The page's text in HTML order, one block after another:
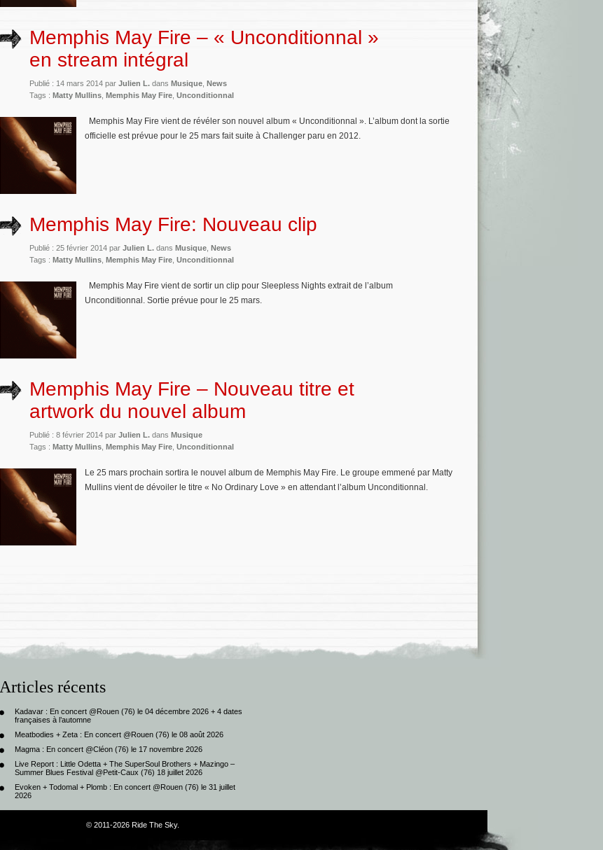
Memphis May Fire – « Unconditionnal »
en stream intégral
Publié : 14 mars 2014 par Julien L. dans Musique News
Tags : Matty Mullins Memphis May Fire Unconditionnal
Memphis May Fire vient de révéler son nouvel album « Unconditionnal ». L’album dont la sortie
officielle est prévue pour le 25 mars fait suite à Challenger paru en 2012.
Memphis May Fire: Nouveau clip
Publié : 25 février 2014 par Julien L. dans Musique News
Tags : Matty Mullins Memphis May Fire Unconditionnal
Memphis May Fire vient de sortir un clip pour Sleepless Nights extrait de l’album
Unconditionnal. Sortie prévue pour le 25 mars.
Memphis May Fire – Nouveau titre et
artwork du nouvel album
Publié : 8 février 2014 par Julien L. dans Musique
Tags : Matty Mullins Memphis May Fire Unconditionnal
Le 25 mars prochain sortira le nouvel album de Memphis May Fire. Le groupe emmené par Matty
Mullins vient de dévoiler le titre « No Ordinary Love » en attendant l’album Unconditionnal.
Articles récents
Kadavar : En concert @Rouen (76) le 04 décembre 2026 + 4 dates
françaises à l’automne
Meatbodies + Zeta : En concert @Rouen (76) le 08 août 2026
Magma : En concert @Cléon (76) le 17 novembre 2026
Live Report : Little Odetta + The SuperSoul Brothers + Mazingo –
Summer Blues Festival @Petit-Caux (76) 18 juillet 2026
Evoken + Todomal + Plomb : En concert @Rouen (76) le 31 juillet
2026
© 2011-2026 Ride The Sky.